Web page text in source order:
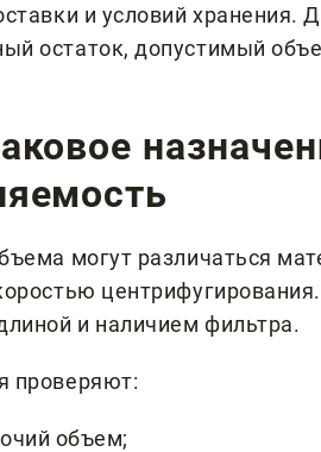
и условий
остаток, допустимый
могут различаться
и наличием фильтра.
проверяют:
объем;